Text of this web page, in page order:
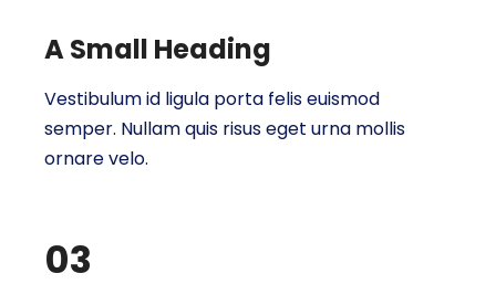
A Small Heading
Vestibulum id ligula porta felis euismod
semper. Nullam quis risus eget urna mollis
ornare velo.
03